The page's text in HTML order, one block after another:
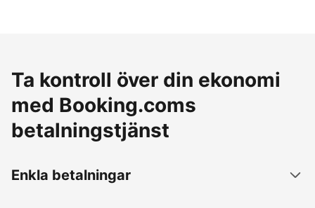
Ta kontroll över din ekonomi
med Booking.coms
betalningstjänst
Enkla betalningar